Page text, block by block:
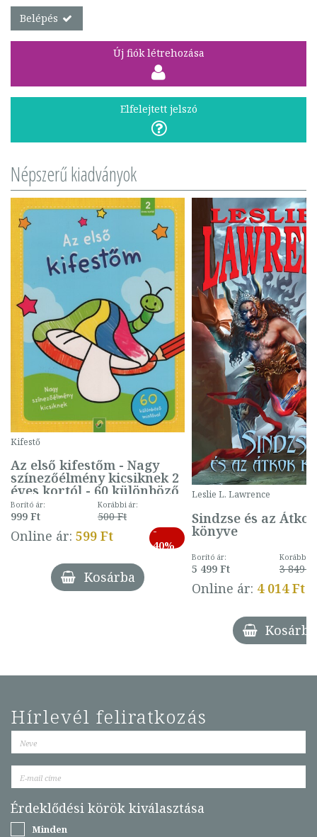
Belépés
Új fiók létrehozása
Elfelejtett jelszó
Népszerű kiadványok
Kifestő
Az első kifestőm - Nagy
színezőélmény kicsiknek 2
éves kortól - 60 különböző
mintával (gombás)
Borító ár:
999 Ft
Korábbi ár:
500 Ft
Online ár: 599 Ft
-
40%
Kosárba
Leslie L. Lawrence
Sindzse és az Átkok
könyve
Borító ár:
5 499 Ft
Korábbi
3 849 Ft
Online ár: 4 014 Ft
Kosárba
Hírlevél feliratkozás
Érdeklődési körök kiválasztása
Minden